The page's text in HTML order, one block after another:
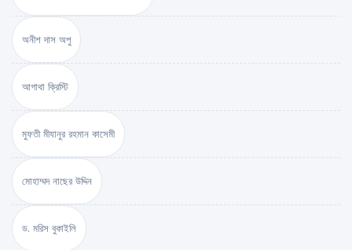
অনীশ দাস অপু
আগাথা ক্রিস্টি
মুফতী মীযানুর রহমান কাসেমী
মোহাম্মদ নাছের উদ্দিন
ড. মরিস বুকাইলি